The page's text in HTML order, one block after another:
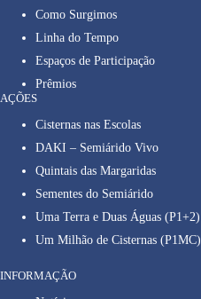
Como Surgimos
Linha do Tempo
Espaços de Participação
Prêmios
AÇÕES
Cisternas nas Escolas
DAKI – Semiárido Vivo
Quintais das Margaridas
Sementes do Semiárido
Uma Terra e Duas Águas (P1+2)
Um Milhão de Cisternas (P1MC)
INFORMAÇÃO